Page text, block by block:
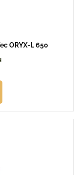
ORYX-L 650